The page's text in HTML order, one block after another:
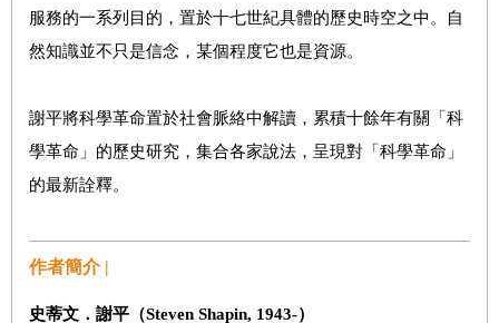
服務的一系列目的，置於十七世紀具體的歷史時空之中。自
然知識並不只是信念，某個程度它也是資源。
謝平將科學革命置於社會脈絡中解讀，累積十餘年有關「科
學革命」的歷史研究，集合各家說法，呈現對「科學革命」
的最新詮釋。
作者簡介 |
史蒂文．謝平 （Steven Shapin, 1943-）